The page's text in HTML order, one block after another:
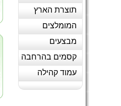
תוצרת הארץ
המומלצים
מבצעים
קסמים בהרחבה
עמוד קהילה